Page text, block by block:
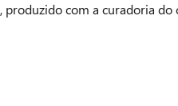
, produzido com a curadoria do